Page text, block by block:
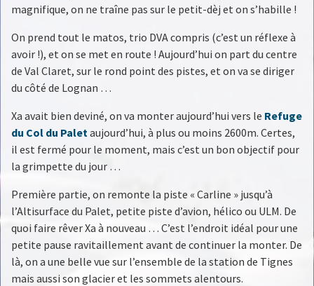
magnifique, on ne traîne pas sur le petit-dèj et on s’habille !
On prend tout le matos, trio DVA compris (c’est un réflexe à
avoir !), et on se met en route ! Aujourd’hui on part du centre
de Val Claret, sur le rond point des pistes, et on va se diriger
du côté de Lognan …
Xa avait bien deviné, on va monter aujourd’hui vers le Refuge
du Col du Palet aujourd’hui, à plus ou moins 2600m. Certes,
il est fermé pour le moment, mais c’est un bon objectif pour
la grimpette du jour …
Première partie, on remonte la piste « Carline » jusqu’à
l’Altisurface du Palet, petite piste d’avion, hélico ou ULM. De
quoi faire rêver Xa à nouveau … C’est l’endroit idéal pour une
petite pause ravitaillement avant de continuer la monter. De
là, on a une belle vue sur l’ensemble de la station de Tignes
mais aussi son glacier et les sommets alentours.